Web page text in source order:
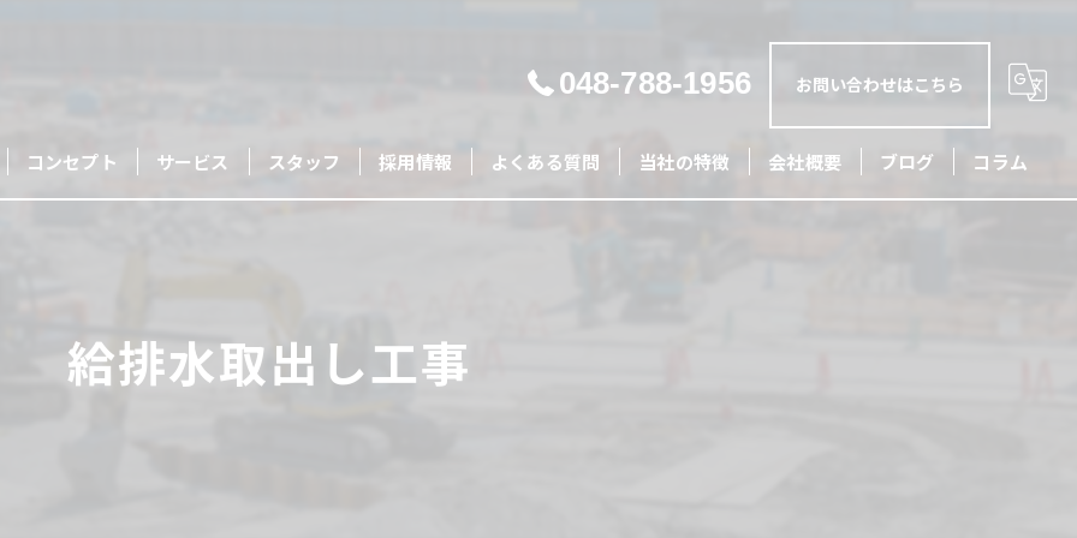
048-788-1956 お問い合わせはこちら
コンセプト サービス スタッフ 採用情報 よくある質問 当社の特徴 会社概要 ブログ コラム
給排水取出し工事